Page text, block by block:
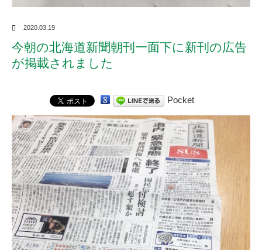
2020.03.19
今朝の北海道新聞朝刊一面下に新刊の広告
が掲載されました
Pocket